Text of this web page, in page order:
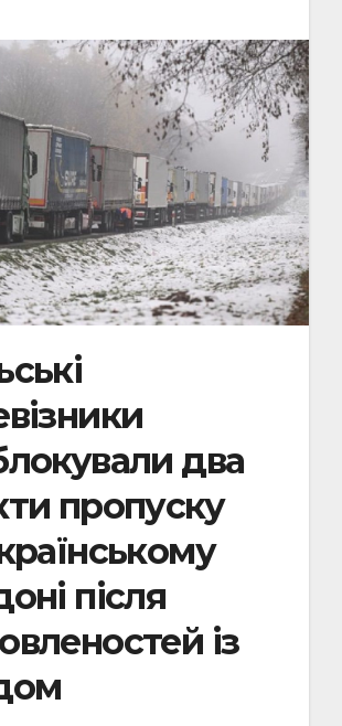
два
пропуску
після
із